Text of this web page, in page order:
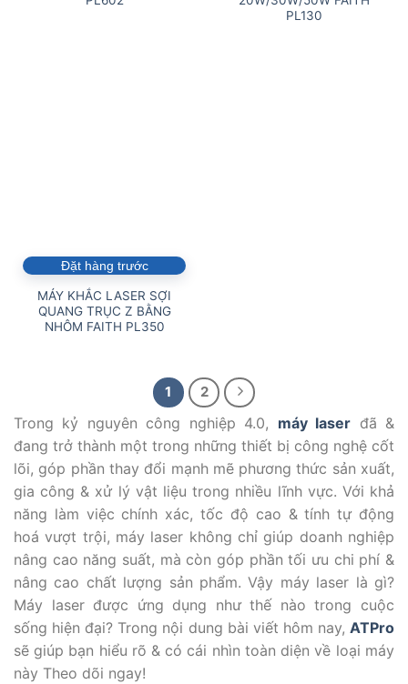
PL130
Đặt hàng trước
MÁY KHẮC LASER SỢI
QUANG TRỤC Z BẰNG
NHÔM FAITH PL350
1 2
Trong kỷ nguyên công nghiệp 4.0, máy laser đã &
đang trở thành một trong những thiết bị công nghệ cốt
lõi, góp phần thay đổi mạnh mẽ phương thức sản xuất,
gia công & xử lý vật liệu trong nhiều lĩnh vực. Với khả
năng làm việc chính xác, tốc độ cao & tính tự động
hoá vượt trội, máy laser không chỉ giúp doanh nghiệp
nâng cao năng suất, mà còn góp phần tối ưu chi phí &
nâng cao chất lượng sản phẩm. Vậy máy laser là gì?
Máy laser được ứng dụng như thế nào trong cuộc
sống hiện đại? Trong nội dung bài viết hôm nay, ATPro
sẽ giúp bạn hiểu rõ & có cái nhìn toàn diện về loại máy
này Theo dõi ngay!